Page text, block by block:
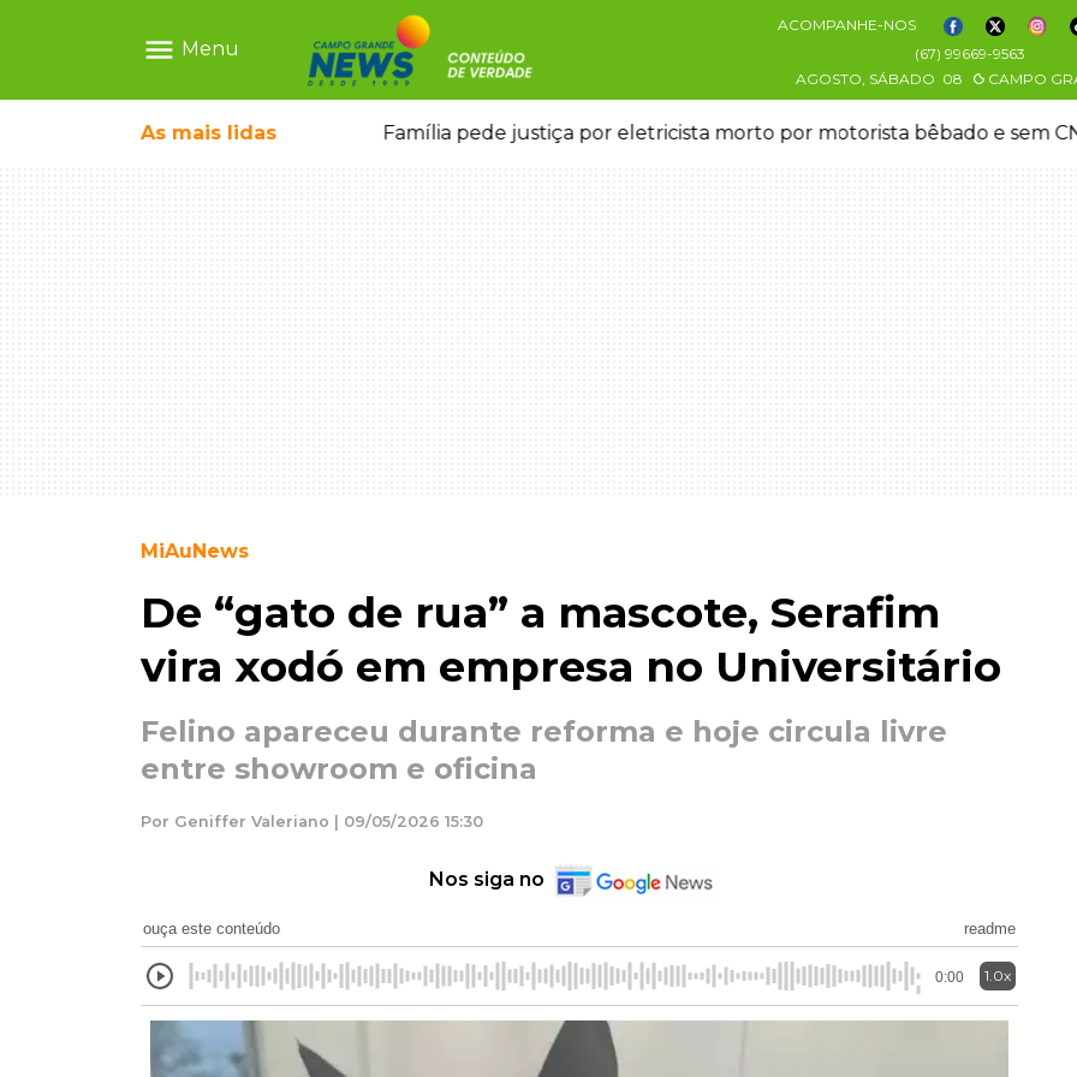
menu Menu
ACOMPANHE-NOS
(67) 99669-9563
AGOSTO, SÁBADO 08 CAMPO
As mais lidas
e morre a caminho do hospital Família pede justiça por eletricista morto por motorista bêbado e sem
MiAuNews
De “gato de rua” a mascote, Serafim
vira xodó em empresa no Universitário
Felino apareceu durante reforma e hoje circula livre
entre showroom e oficina
Por Geniffer Valeriano | 09/05/2026 15:30
Nos siga no
ouça este conteúdo readme
0:00 1.0x